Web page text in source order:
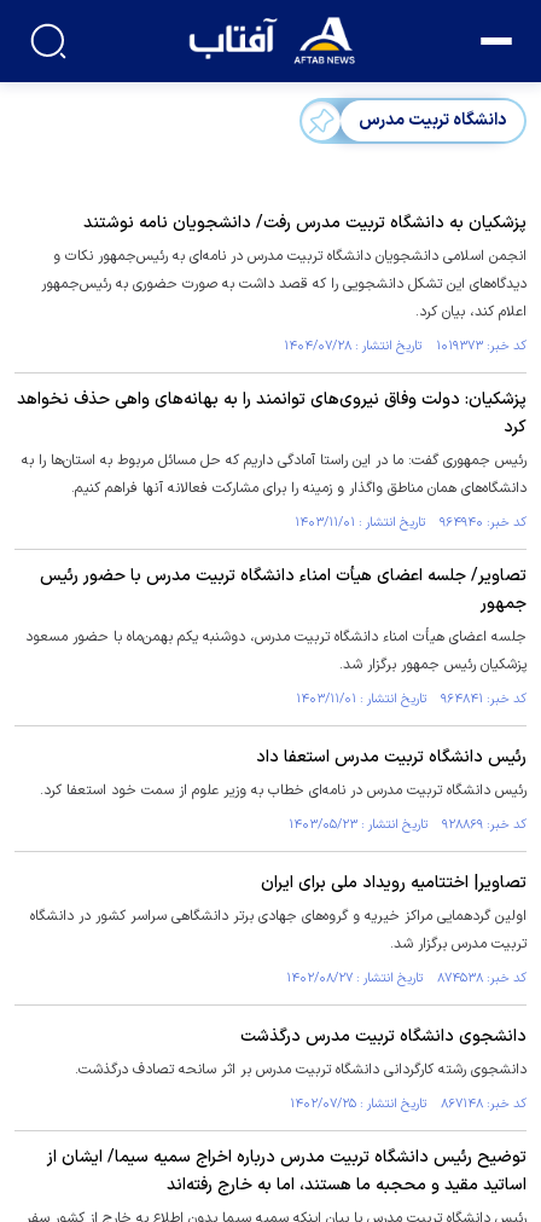
دانشگاه تربیت مدرس
پزشکیان به دانشگاه تربیت مدرس رفت/ دانشجویان نامه نوشتند
انجمن اسلامی دانشجویان دانشگاه تربیت مدرس در نامه‌ای به رئیس‌جمهور نکات و
دیدگاه‌های این تشکل دانشجویی را که قصد داشت به صورت حضوری به رئیس‌جمهور
اعلام کند، بیان کرد.
کد خبر: ۱۰۱۹۳۷۳ تاریخ انتشار : ۱۴۰۴/۰۷/۲۸
پزشکیان: دولت وفاق نیروی‌های توانمند را به بهانه‌های واهی حذف نخواهد
کرد
رئیس جمهوری گفت: ما در این راستا آمادگی داریم که حل مسائل مربوط به استان‌ها را به
دانشگاه‌های همان مناطق واگذار و زمینه را برای مشارکت فعالانه آنها فراهم کنیم.
کد خبر: ۹۶۴۹۴۰ تاریخ انتشار : ۱۴۰۳/۱۱/۰۱
تصاویر/ جلسه اعضای هیأت امناء دانشگاه تربیت مدرس با حضور رئیس
جمهور
جلسه اعضای هیأت امناء دانشگاه تربیت مدرس، دوشنبه یکم بهمن‌ماه با حضور مسعود
پزشکیان رئیس جمهور برگزار شد.
کد خبر: ۹۶۴۸۴۱ تاریخ انتشار : ۱۴۰۳/۱۱/۰۱
رئیس دانشگاه تربیت مدرس استعفا داد
رئیس دانشگاه تربیت مدرس در نامه‌ای خطاب به وزیر علوم از سمت خود استعفا کرد.
کد خبر: ۹۲۸۸۶۹ تاریخ انتشار : ۱۴۰۳/۰۵/۲۳
تصاویر| اختتامیه رویداد ملی برای ایران
اولین گردهمایی مراکز خیریه و گروه‌های جهادی برتر دانشگاهی سراسر کشور در دانشگاه
تربیت مدرس برگزار شد.
کد خبر: ۸۷۴۵۳۸ تاریخ انتشار : ۱۴۰۲/۰۸/۲۷
دانشجوی دانشگاه تربیت مدرس درگذشت
دانشجوی رشته کارگردانی دانشگاه تربیت مدرس بر اثر سانحه تصادف درگذشت.
کد خبر: ۸۶۷۱۴۸ تاریخ انتشار : ۱۴۰۲/۰۷/۲۵
توضیح رئیس دانشگاه تربیت مدرس درباره اخراج سمیه سیما/ ایشان از
اساتید مقید و محجبه ما هستند، اما به خارج رفته‌اند